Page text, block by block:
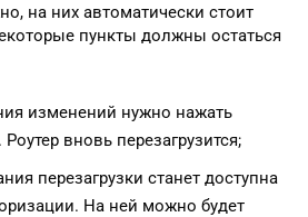
на них автоматически стоит
пункты должны остаться
изменений нужно нажать
вновь перезагрузится;
перезагрузки станет доступна
На ней можно будет